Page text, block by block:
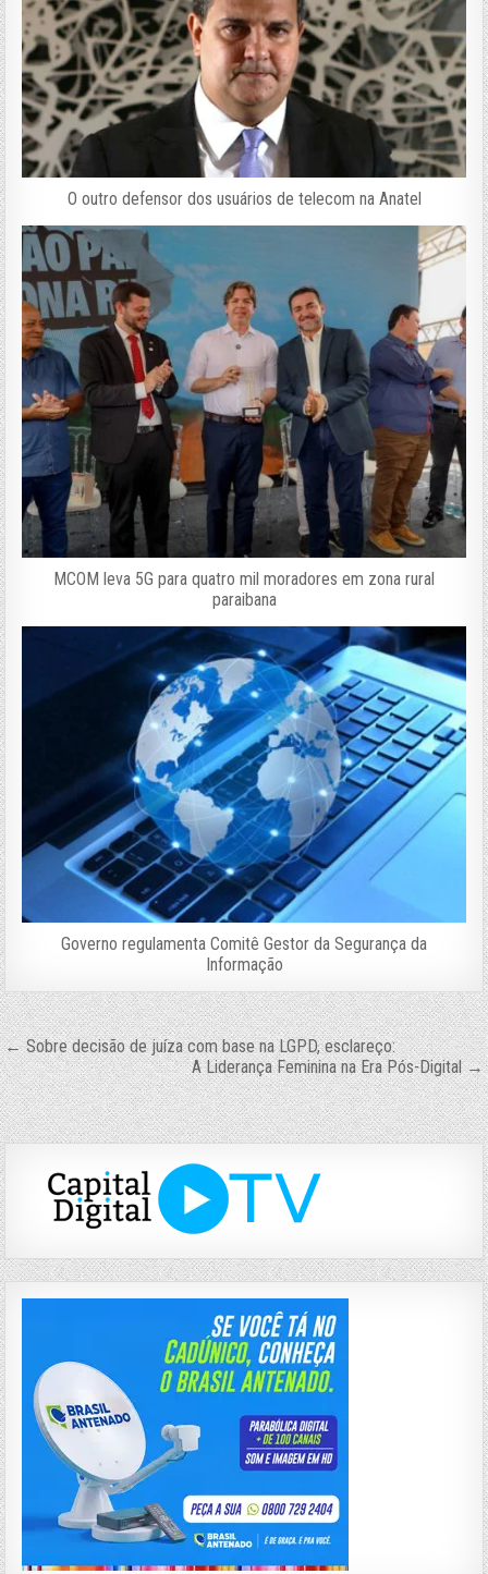
O outro defensor dos usuários de telecom na Anatel
MCOM leva 5G para quatro mil moradores em zona rural
paraibana
Governo regulamenta Comitê Gestor da Segurança da
Informação
Navegação
de
Post
← Sobre decisão de juíza com base na LGPD, esclareço:
A Liderança Feminina na Era Pós-Digital →